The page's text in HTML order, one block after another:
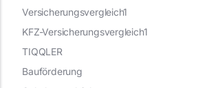
Versicherungsvergleich1
KFZ-Versicherungsvergleich1
TIQQLER
Bauförderung